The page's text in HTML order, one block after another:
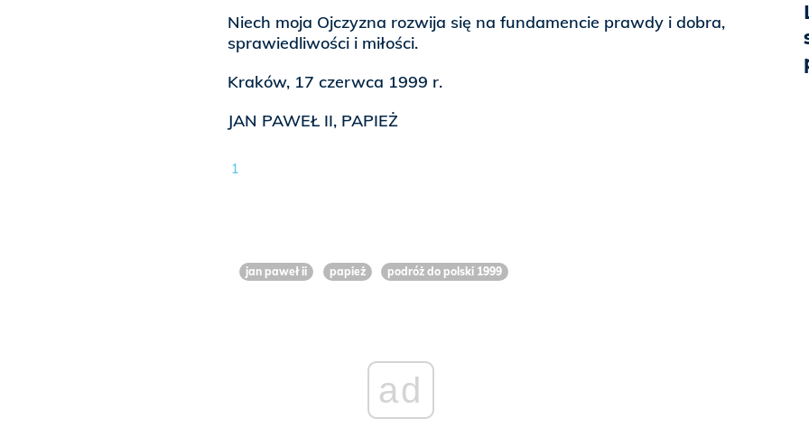
Niech moja Ojczyzna rozwija się na fundamencie prawdy i dobra,
sprawiedliwości i miłości.
Kraków, 17 czerwca 1999 r.
JAN PAWEŁ II, PAPIEŻ
1
jan paweł ii papież podróż do polski 1999
ad